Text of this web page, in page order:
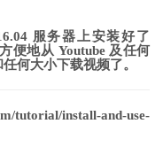
服务器上安装好了
便地从 Youtube 及任何
何大小下载视频了。
install-and-use-